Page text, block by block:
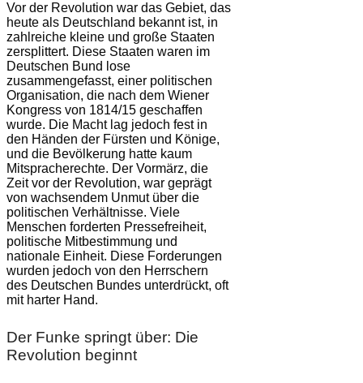
Vor der Revolution war das Gebiet, das
heute als Deutschland bekannt ist, in
zahlreiche kleine und große Staaten
zersplittert. Diese Staaten waren im
Deutschen Bund lose
zusammengefasst, einer politischen
Organisation, die nach dem Wiener
Kongress von 1814/15 geschaffen
wurde. Die Macht lag jedoch fest in
den Händen der Fürsten und Könige,
und die Bevölkerung hatte kaum
Mitspracherechte. Der Vormärz, die
Zeit vor der Revolution, war geprägt
von wachsendem Unmut über die
politischen Verhältnisse. Viele
Menschen forderten Pressefreiheit,
politische Mitbestimmung und
nationale Einheit. Diese Forderungen
wurden jedoch von den Herrschern
des Deutschen Bundes unterdrückt, oft
mit harter Hand.
Der Funke springt über: Die
Revolution beginnt